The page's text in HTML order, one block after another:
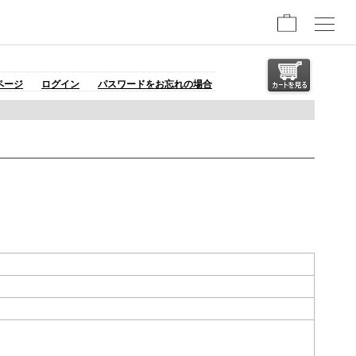
ージ ログイン パスワードをお忘れの場合